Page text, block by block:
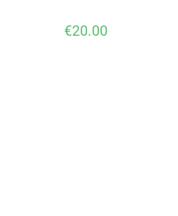
€20.00